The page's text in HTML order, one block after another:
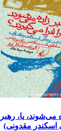
می‌شوند، یا،
اسکندر مقدونی)